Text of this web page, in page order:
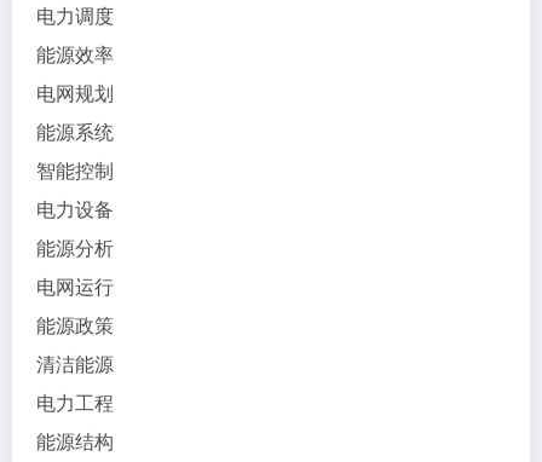
电力调度
能源效率
电网规划
能源系统
智能控制
电力设备
能源分析
电网运行
能源政策
清洁能源
电力工程
能源结构